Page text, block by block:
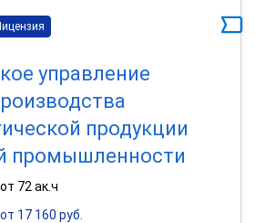
управление
продукции
промышленности
от 72 ак.ч
от 17 160 руб.